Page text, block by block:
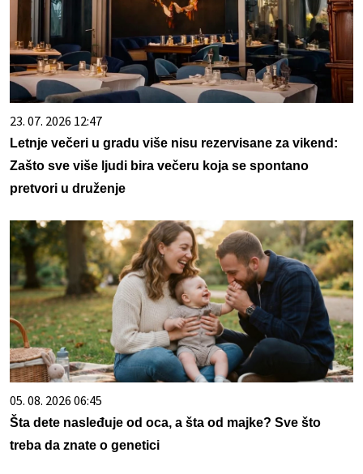
23. 07. 2026 12:47
Letnje večeri u gradu više nisu rezervisane za vikend:
Zašto sve više ljudi bira večeru koja se spontano
pretvori u druženje
05. 08. 2026 06:45
Šta dete nasleđuje od oca, a šta od majke? Sve što
treba da znate o genetici